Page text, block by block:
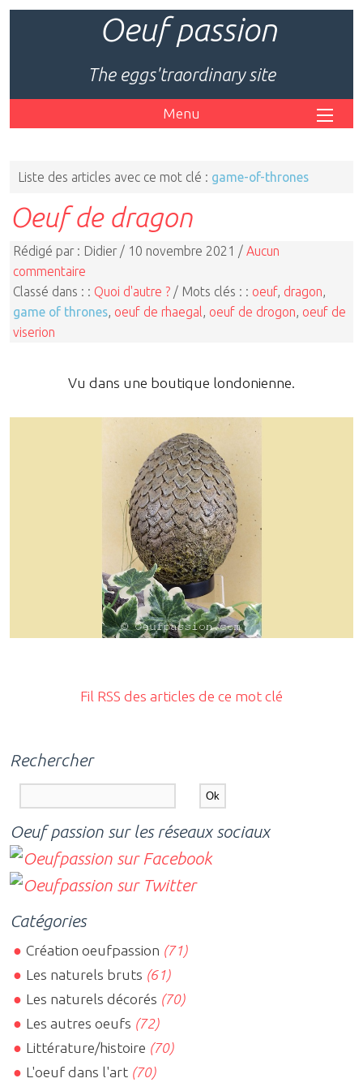
Oeuf passion
The eggs'traordinary site
Menu
Liste des articles avec ce mot clé : game-of-thrones
Oeuf de dragon
Rédigé par : Didier / 10 novembre 2021 / Aucun
commentaire
Classé dans : : Quoi d'autre ? / Mots clés : : oeuf, dragon
game of thrones oeuf de rhaegal oeuf de drogon oeuf de
viserion
Vu dans une boutique londonienne.
Fil RSS des articles de ce mot clé
Rechercher
Oeuf passion sur les réseaux sociaux
Catégories
Création oeufpassion (71)
Les naturels bruts (61)
Les naturels décorés (70)
Les autres oeufs (72)
Littérature/histoire (70)
L'oeuf dans l'art (70)